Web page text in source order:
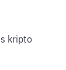
kripto